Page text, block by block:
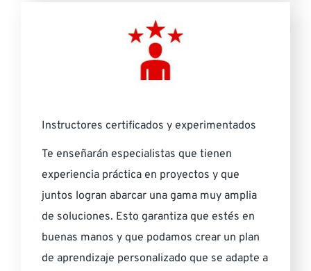
Instructores certificados y experimentados
Te enseñarán especialistas que tienen
experiencia práctica en proyectos y que
juntos logran abarcar una gama muy amplia
de soluciones. Esto garantiza que estés en
buenas manos y que podamos crear un plan
de aprendizaje personalizado que se adapte a